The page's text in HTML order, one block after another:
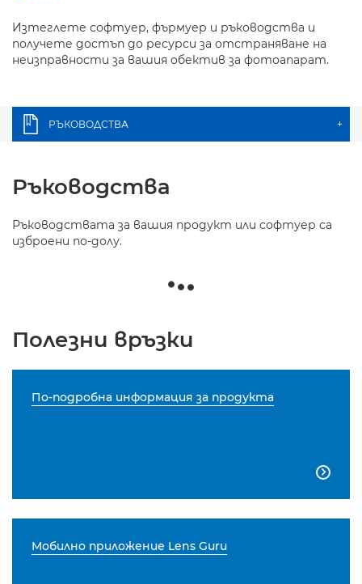
Изтеглете софтуер, фърмуер и ръководства и
получете достъп до ресурси за отстраняване на
неизправности за вашия обектив за фотоапарат.
РЪКОВОДСТВА +
Ръководства
Ръководствата за вашия продукт или софтуер са
изброени по-долу.
Полезни връзки
По-подробна информация за продукта

Мобилно приложение Lens Guru